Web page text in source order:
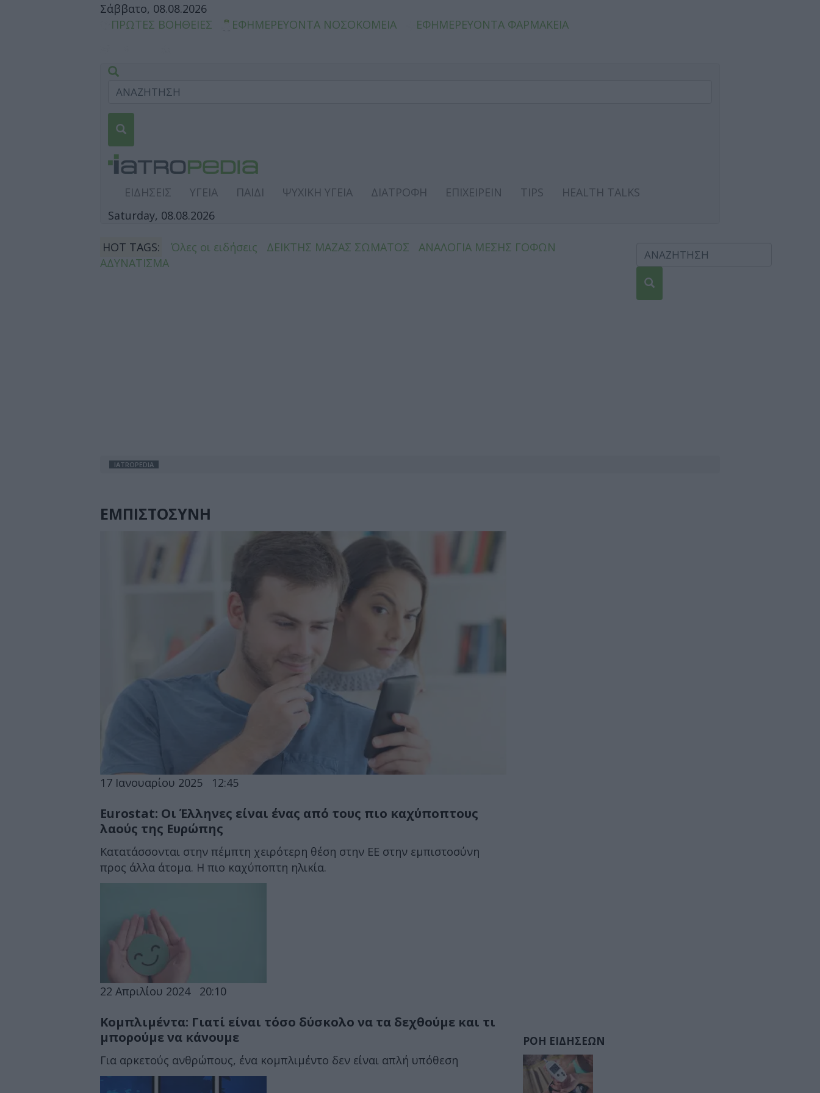
Σάββατο, 08.08.2026
ΠΡΩΤΕΣ ΒΟΗΘΕΙΕΣ
ΕΦΗΜΕΡΕΥΟΝΤΑ ΝΟΣΟΚΟΜΕΙΑ ΕΦΗΜΕΡΕΥΟΝΤΑ ΦΑΡΜΑΚΕΙΑ
ΕΙΔΗΣΕΙΣ ΥΓΕΙΑ ΠΑΙΔΙ ΨΥΧΙΚΗ ΥΓΕΙΑ ΔΙΑΤΡΟΦΗ ΕΠΙΧΕΙΡΕΙΝ TIPS
HEALTH TALKS
Saturday, 08.08.2026
HOT TAGS: Όλες οι ειδήσεις ΔΕΙΚΤΗΣ ΜΑΖΑΣ ΣΩΜΑΤΟΣ
ΑΝΑΛΟΓΙΑ ΜΕΣΗΣ ΓΟΦΩΝ
ΑΔΥΝΑΤΙΣΜΑ
IATROPEDIA
ΕΜΠΙΣΤΟΣΥΝΗ
17 Ιανουαρίου 2025 12:45
Eurostat: Οι Έλληνες είναι ένας από τους πιο καχύποπτους
λαούς της Ευρώπης
Κατατάσσονται στην πέμπτη χειρότερη θέση στην ΕΕ στην εμπιστοσύνη
προς άλλα άτομα. Η πιο καχύποπτη ηλικία.
22 Απριλίου 2024 20:10
Κομπλιμέντα: Γιατί είναι τόσο δύσκολο να τα δεχθούμε και τι
μπορούμε να κάνουμε
Για αρκετούς ανθρώπους, ένα κομπλιμέντο δεν είναι απλή υπόθεση
ΡΟΗ ΕΙΔΗΣΕΩΝ